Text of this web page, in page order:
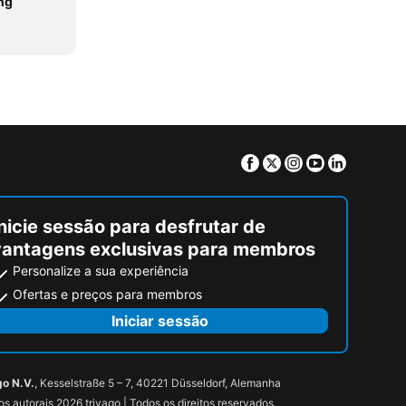
Facebook
TwitterInstagram
Youtube
sessão para desfrutar de
exclusivas para membros
Personalize a sua experiência
Ofertas e preços para membros
Iniciar sessão
N.V., Kesselstraße 5 – 7, 40221 Düsseldorf, Alemanha
autorais 2026 trivago | Todos os direitos reservados.